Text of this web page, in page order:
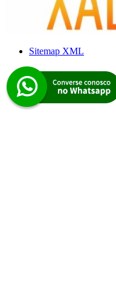
Sitemap XML